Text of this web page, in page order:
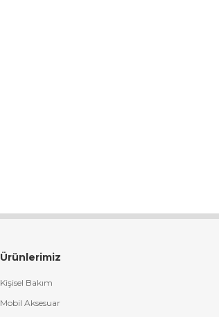
Ürünlerimiz
Kişisel Bakım
Mobil Aksesuar